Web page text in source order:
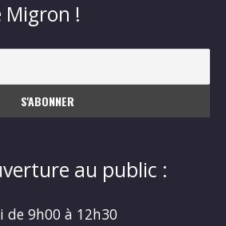
Migron !
au public :
de 9h00 à 12h30